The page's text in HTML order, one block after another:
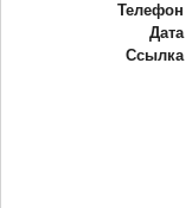
Телефон
Дата
Ссылка